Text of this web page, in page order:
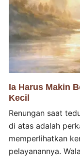
Ia Harus Makin
Kecil
Renungan saat
di atas adalah
memperlihatkan
pelayanannya.